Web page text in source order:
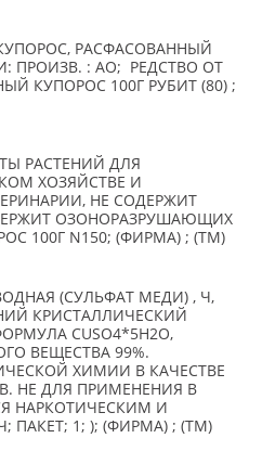
РАСФАСОВАННЫЙ
ПРОИЗВ. : АО; РЕДСТВО ОТ
КУПОРОС 100Г РУБИТ (80) ;
РАСТЕНИЙ ДЛЯ
ХОЗЯЙСТВЕ И
НЕ СОДЕРЖИТ
ОЗОНОРАЗРУШАЮЩИХ
100Г N150; (ФИРМА) ; (TM)
(СУЛЬФАТ МЕДИ) , Ч,
КРИСТАЛЛИЧЕСКИЙ
CUSO4*5H2O,
ВЕЩЕСТВА 99%.
ХИМИИ В КАЧЕСТВЕ
НЕ ДЛЯ ПРИМЕНЕНИЯ В
НАРКОТИЧЕСКИМ И
1; ); (ФИРМА) ; (TM)